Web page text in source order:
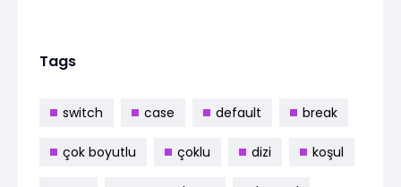
Tags
switch case default break
çok boyutlu çoklu dizi koşul